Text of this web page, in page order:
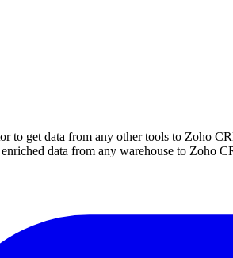
to get data from any other tools to Zoho
data from any warehouse to Zoho